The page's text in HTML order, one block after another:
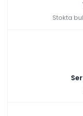
Stokta